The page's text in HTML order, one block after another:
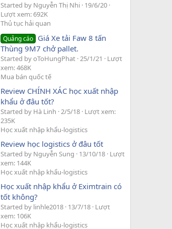
Started by Nguyễn Thị Nhi 19/6/20
Lượt xem: 692K
Thủ tục hải quan
Quảng cáo Giá Xe tải Faw 8 tấn
Thùng 9M7 chở pallet.
Started by oToHungPhat 25/1/21
Lượt
xem: 468K
Mua bán quốc tế
Review CHÍNH XÁC học xuất nhập
khẩu ở đâu tốt?
Started by Hà Linh 2/5/18 Lượt xem:
235K
Học xuất nhập khẩu-logistics
Review học logistics ở đâu tốt
Started by Nguyễn Sung 13/10/18 Lượt
xem: 144K
Học xuất nhập khẩu-logistics
Học xuất nhập khẩu ở Eximtrain có
tốt không?
Started by linhle2018 13/7/18 Lượt
xem: 106K
Học xuất nhập khẩu-logistics